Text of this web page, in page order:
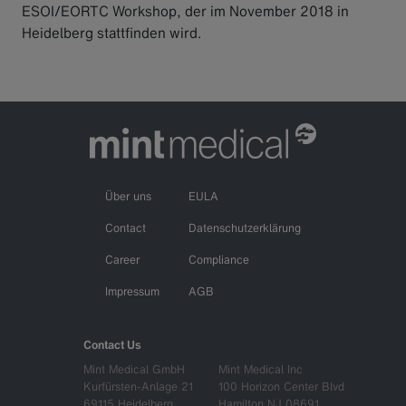
ESOI/EORTC Workshop, der im November 2018 in
Heidelberg stattfinden wird.
Über uns
Contact
Career
Impressum
EULA
Datenschutzerklärung
Compliance
AGB
Contact Us
Mint Medical GmbH
Kurfürsten-Anlage 21
Mint Medical Inc
100 Horizon Center Blvd